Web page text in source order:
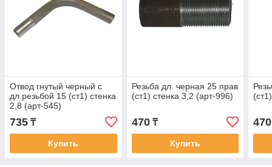
Отвод гнутый черный с
дл.резьбой 15 (ст1) стенка
2,8 (арт-545)
735 ₸
Купить
Резьба дл. черная 25 прав
(ст1) стенка 3,2 (арт-996)
470₸
Купить
470